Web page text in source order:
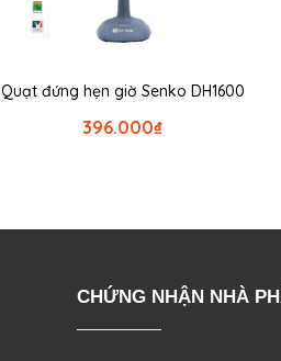
Quạt đứng hẹn giờ Senko DH1600
₫
396.000
CHỨNG NHẬN NHÀ